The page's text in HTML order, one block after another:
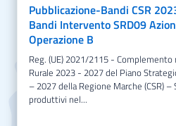
Pubblicazione-Bandi CSR
Bandi Intervento SRD09
Operazione B
Reg. (UE) 2021/2115 -
Rurale 2023 - 2027 del Piano
– 2027 della Regione Marche (CSR)
produttivi nel...